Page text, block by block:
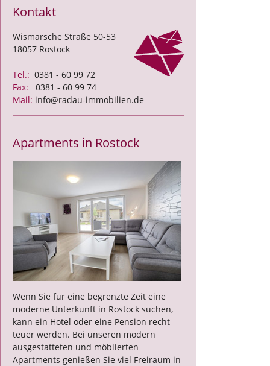
Kontakt
Wismarsche Straße 50-53
18057 Rostock
Tel.: 0381 - 60 99 72
Fax: 0381 - 60 99 74
Mail: info@radau-immobilien.de
Apartments in Rostock
Wenn Sie für eine begrenzte Zeit eine
moderne Unterkunft in Rostock suchen,
kann ein Hotel oder eine Pension recht
teuer werden. Bei unseren modern
ausgestatteten und möblierten
Apartments genießen Sie viel Freiraum in